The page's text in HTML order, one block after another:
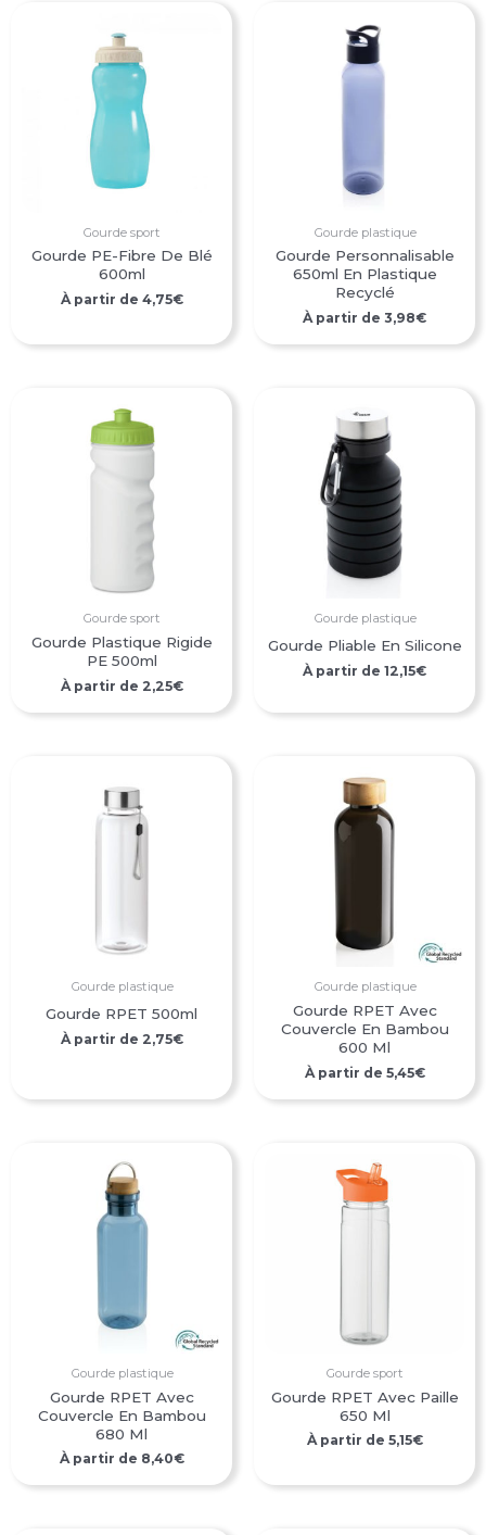
Gourde sport
Gourde PE-Fibre De Blé
600ml
À partir de 4,75€
Gourde plastique
Gourde Personnalisable
650ml En Plastique
Recyclé
À partir de 3,98€
Gourde sport
Gourde Plastique Rigide
PE 500ml
À partir de 2,25€
Gourde plastique
Gourde Pliable En Silicone
À partir de 12,15€
Gourde plastique
Gourde RPET 500ml
À partir de 2,75€
Gourde plastique
Gourde RPET Avec
Couvercle En Bambou
600 Ml
À partir de 5,45€
Gourde plastique
Gourde RPET Avec
Couvercle En Bambou
680 Ml
À partir de 8,40€
Gourde sport
Gourde RPET Avec Paille
650 Ml
À partir de 5,15€